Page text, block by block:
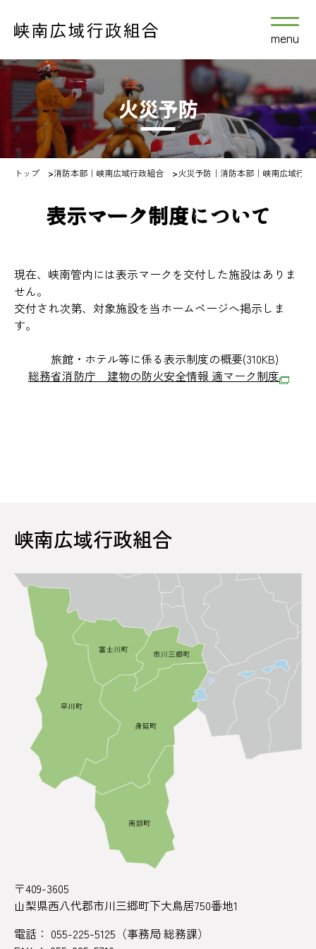
menu
火災予防
トップ >消防本部｜峡南広域行政組合 >火災予防｜消防本部｜峡南広域行政
表示マーク制度について
現在、峡南管内には表示マークを交付した施設はありま
せん。
交付され次第、対象施設を当ホームページへ掲示しま
す。
旅館・ホテル等に係る表示制度の概要(310KB)
総務省消防庁 建物の防火安全情報 適マーク制度
峡南広域行政組合
〒409-3605
山梨県西八代郡市川三郷町下大鳥居750番地1
電話： 055-225-5125（事務局 総務課）